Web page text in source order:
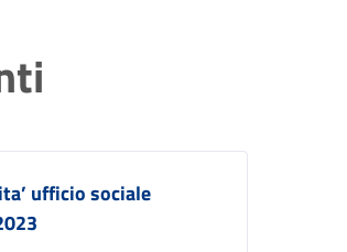
ufficio sociale